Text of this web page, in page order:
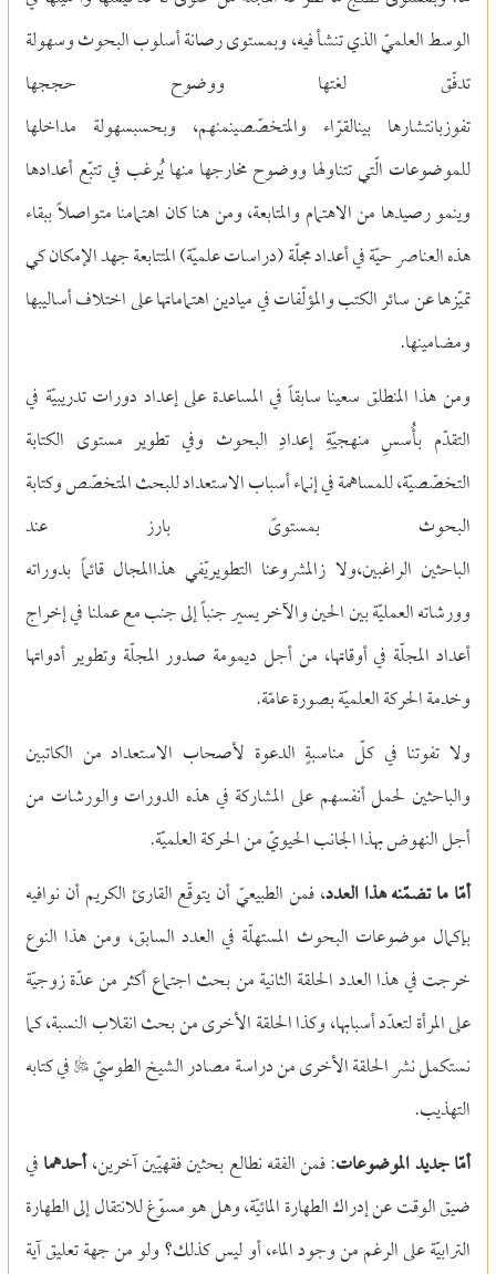
الوسط العلميّ الذي تنشأ فيه، وبمستوى رصانة أسلوب البحوث وسهولة
تدفّق لغتها ووضوح حججها
تفوزبانتشارها بينالقرّاء والمتخصّصينمنهم، وبحسبسهولة مداخلها
للموضوعات الّتي تتناولها ووضوح مخارجها منها يُرغب في تتبّع أعدادها
وينمو رصيدها من الاهتمام والمتابعة، ومن هنا كان اهتمامنا متواصلاً ببقاء
هذه العناصر حيّة في أعداد مجلّة (دراسات علميّة) المتتابعة جهد الإمكان كي
تميّزها عن سائر الكتب والمؤلّفات في ميادين اهتماماتها على اختلاف أساليبها
ومضامينها.
ومن هذا المنطلق سعينا سابقاً في المساعدة على إعداد دورات تدريبيّة في
التقدّم بأُسسِ منهجيّةِ إعدادِ البحوث وفي تطوير مستوى الكتابة
التخصّصيّة، للمساهمة في إنماء أسباب الاستعداد للبحث المتخصّص وكتابة
البحوث بمستوىً بارز عند
الباحثين الراغبين،ولا زالمشروعنا التطويريّفي هذاالمجال قائماً بدوراته
وورشاته العمليّة بين الحين والآخر يسير جنباً إلى جنب مع عملنا في إخراج
أعداد المجلّة في أوقاتها، من أجل ديمومة صدور المجلّة وتطوير أدواتها
وخدمة الحركة العلميّة بصورة عامّة.
ولا تفوتنا في كلّ مناسبةٍ الدعوة لأصحاب الاستعداد من الكاتبين
والباحثين لحمل أنفسهم على المشاركة في هذه الدورات والورشات من
أجل النهوض بهذا الجانب الحيويّ من الحركة العلميّة.
أمّا ما تضمّنه هذا العدد، فمن الطبيعيّ أن يتوقّع القارئ الكريم أن نوافيه
بإكمال موضوعات البحوث المستهلّة في العدد السابق، ومن هذا النوع
خرجت في هذا العدد الحلقة الثانية من بحث اجتماع أكثر من عدّة زوجيّة
على المرأة لتعدّد أسبابها، وكذا الحلقة الأخرى من بحث انقلاب النسبة، كما
نستكمل نشر الحلقة الأخرى من دراسة مصادر الشيخ الطوسيّ S في كتابه
التهذيب.
أمّا جديد الموضوعات: فمن الفقه نطالع بحثين فقهيّين آخرين،أحدهمافي
ضيق الوقت عن إدراك الطهارة المائيّة، وهل هو مسوّغ للانتقال إلى الطهارة
الترابيّة على الرغم من وجود الماء، أو ليس كذلك؟ ولو من جهة تعليق آية